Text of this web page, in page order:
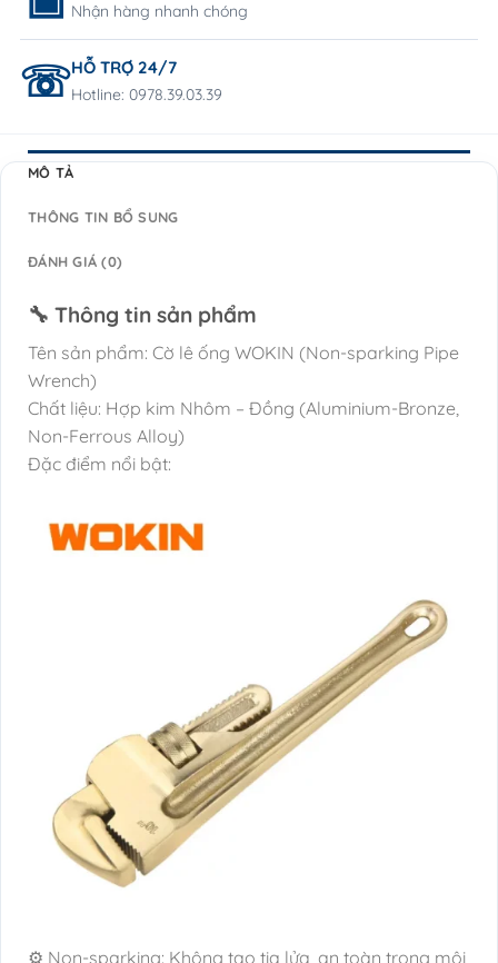
Nhận hàng nhanh chóng
HỖ TRỢ 24/7
Hotline: 0978.39.03.39
MÔ TẢ
THÔNG TIN BỔ SUNG
ĐÁNH GIÁ (0)
🔧 Thông tin sản phẩm
Tên sản phẩm: Cờ lê ống WOKIN (Non-sparking Pipe
Wrench)
Chất liệu: Hợp kim Nhôm – Đồng (Aluminium-Bronze,
Non-Ferrous Alloy)
Đặc điểm nổi bật:
⚙️ Non-sparking: Không tạo tia lửa, an toàn trong môi